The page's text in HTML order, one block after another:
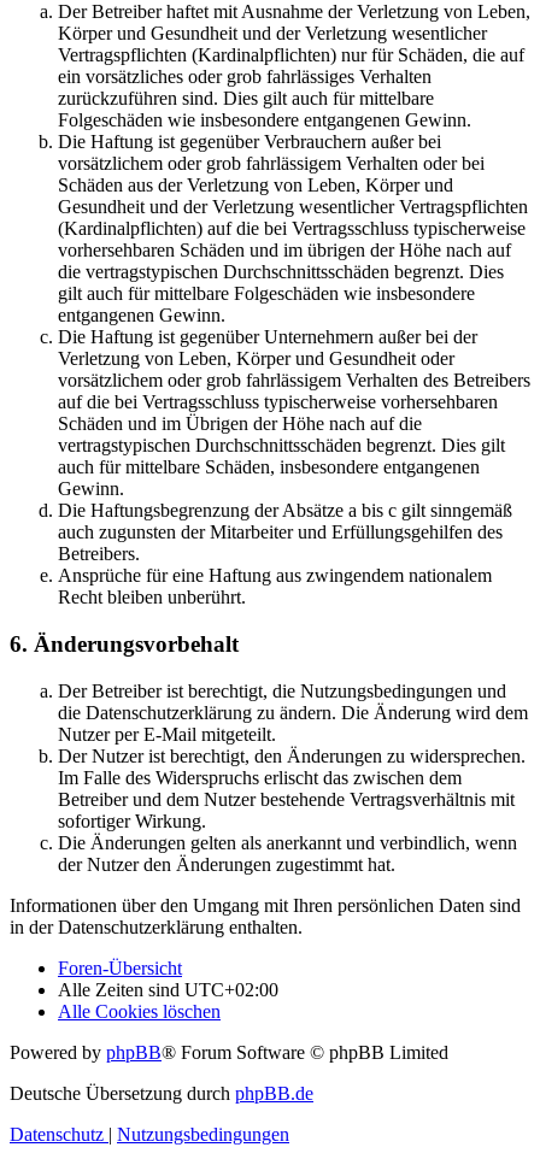
Der Betreiber haftet mit Ausnahme der Verletzung von Leben,
Körper und Gesundheit und der Verletzung wesentlicher
Vertragspflichten (Kardinalpflichten) nur für Schäden, die auf
ein vorsätzliches oder grob fahrlässiges Verhalten
zurückzuführen sind. Dies gilt auch für mittelbare
Folgeschäden wie insbesondere entgangenen Gewinn.
Die Haftung ist gegenüber Verbrauchern außer bei
vorsätzlichem oder grob fahrlässigem Verhalten oder bei
Schäden aus der Verletzung von Leben, Körper und
Gesundheit und der Verletzung wesentlicher Vertragspflichten
(Kardinalpflichten) auf die bei Vertragsschluss typischerweise
vorhersehbaren Schäden und im übrigen der Höhe nach auf
die vertragstypischen Durchschnittsschäden begrenzt. Dies
gilt auch für mittelbare Folgeschäden wie insbesondere
entgangenen Gewinn.
Die Haftung ist gegenüber Unternehmern außer bei der
Verletzung von Leben, Körper und Gesundheit oder
vorsätzlichem oder grob fahrlässigem Verhalten des Betreibers
auf die bei Vertragsschluss typischerweise vorhersehbaren
Schäden und im Übrigen der Höhe nach auf die
vertragstypischen Durchschnittsschäden begrenzt. Dies gilt
auch für mittelbare Schäden, insbesondere entgangenen
Gewinn.
Die Haftungsbegrenzung der Absätze a bis c gilt sinngemäß
auch zugunsten der Mitarbeiter und Erfüllungsgehilfen des
Betreibers.
Ansprüche für eine Haftung aus zwingendem nationalem
Recht bleiben unberührt.
6. Änderungsvorbehalt
Der Betreiber ist berechtigt, die Nutzungsbedingungen und
die Datenschutzerklärung zu ändern. Die Änderung wird dem
Nutzer per E-Mail mitgeteilt.
Der Nutzer ist berechtigt, den Änderungen zu widersprechen.
Im Falle des Widerspruchs erlischt das zwischen dem
Betreiber und dem Nutzer bestehende Vertragsverhältnis mit
sofortiger Wirkung.
Die Änderungen gelten als anerkannt und verbindlich, wenn
der Nutzer den Änderungen zugestimmt hat.
Informationen über den Umgang mit Ihren persönlichen Daten sind
in der Datenschutzerklärung enthalten.
Foren-Übersicht
Alle Zeiten sind UTC+02:00
Alle Cookies löschen
Powered by phpBB® Forum Software © phpBB Limited
Deutsche Übersetzung durch phpBB.de
Datenschutz | Nutzungsbedingungen